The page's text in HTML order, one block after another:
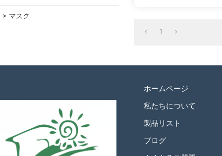
マスク
1
ホームページ
私たちについて
製品リスト
ブログ